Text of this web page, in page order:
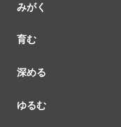
みがく
育む
深める
ゆるむ